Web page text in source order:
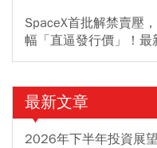
SpaceX首批解禁賣壓
幅「直逼發行價」！
最新文章
2026年下半年投資展